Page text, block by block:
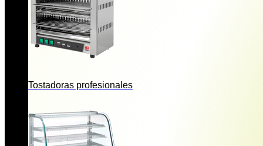
Tostadoras profesionales